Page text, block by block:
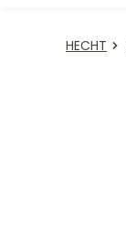
HECHT